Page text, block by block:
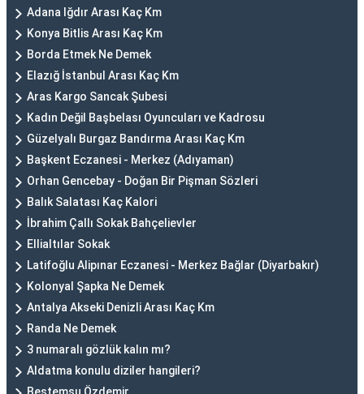
Adana Iğdır Arası Kaç Km
Konya Bitlis Arası Kaç Km
Borda Etmek Ne Demek
Elazığ İstanbul Arası Kaç Km
Aras Kargo Sancak Şubesi
Kadın Değil Başbelası Oyuncuları ve Kadrosu
Güzelyalı Burgaz Bandırma Arası Kaç Km
Başkent Eczanesi - Merkez (Adıyaman)
Orhan Gencebay - Doğan Bir Pişman Sözleri
Balık Salatası Kaç Kalori
İbrahim Çallı Sokak Bahçelievler
Ellialtılar Sokak
Latifoğlu Alipınar Eczanesi - Merkez Bağlar (Diyarbakır)
Kolonyal Şapka Ne Demek
Antalya Akseki Denizli Arası Kaç Km
Randa Ne Demek
3 numaralı gözlük kalın mı?
Aldatma konulu diziler hangileri?